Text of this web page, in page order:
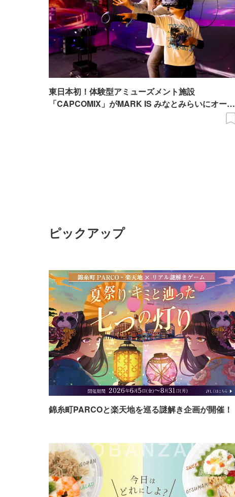
東日本初！体験型アミューズメント施設
「CAPCOMIX」がMARK IS みなとみらいにオープ
ピックアップ
錦糸町PARCOと楽天地を巡る謎解き企画が開催！